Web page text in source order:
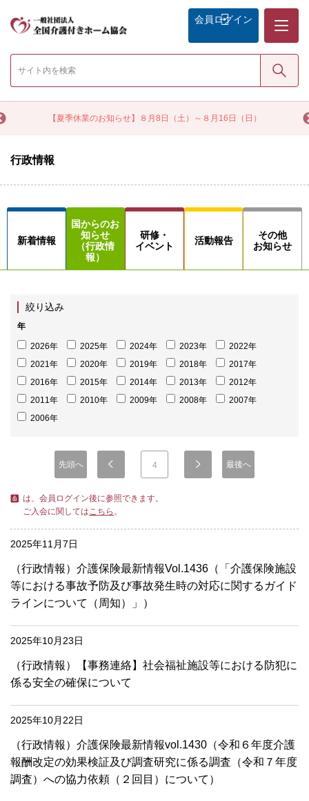
【夏季休業のお知らせ】８月8日（土）～８月16日（日） 【会員限定】
会員 ログイン
検索
行政情報
新着情報
国からのお
知らせ
（行政情
報）
研修・
イベント
活動報告
その他
お知らせ
絞り込み
年
2026年 2025年 2024年 2023年
2022年
2021年
2020年 2019年 2018年
2017年
2016年
2015年 2014年 2013年
2012年
2011年
2010年 2009年 2008年
2007年
2006年
先頭へ 4 最後へ
は、会員ログイン後に参照できます。
ご入会に関してはこちら 。
2025年11月7日
（行政情報）介護保険最新情報Vol.1436（「介護保険施設
等における事故予防及び事故発生時の対応に関するガイド
ラインについて（周知）」）
2025年10月23日
（行政情報）【事務連絡】社会福祉施設等における防犯に
係る安全の確保について
2025年10月22日
（行政情報）介護保険最新情報vol.1430（令和６年度介護
報酬改定の効果検証及び調査研究に係る調査（令和７年度
調査）への協力依頼（２回目）について）